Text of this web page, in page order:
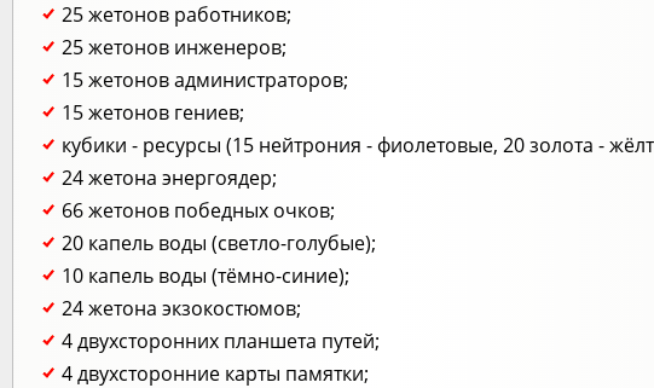
25 жетонов работников;
25 жетонов инженеров;
15 жетонов администраторов;
15 жетонов гениев;
кубики - ресурсы (15 нейтрония - фиолетовые, 20 золота -
24 жетона энергоядер;
66 жетонов победных очков;
20 капель воды (светло-голубые);
10 капель воды (тёмно-синие);
24 жетона экзокостюмов;
4 двухсторонних планшета путей;
4 двухсторонние карты памятки;